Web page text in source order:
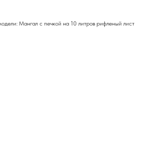
Мангал с печкой на 10 литров рифленый лист